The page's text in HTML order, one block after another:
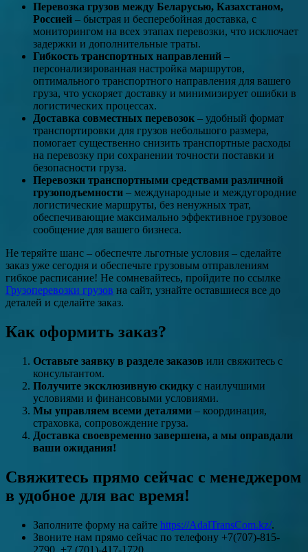
Перевозка грузов между Беларусью, Казахстаном,
Россией – быстрая и бесперебойная доставка, с
мониторингом на всех этапах перевозки, что исключает
задержки и дополнительные траты.
Гибкость транспортных направлений –
персонализированная настройка маршрутов,
оптимального транспортного направления для вашего
груза, что ускоряет доставку и минимизирует ошибки в
логистических процессах.
Доставка совместных перевозок – удобный формат
транспортировки для грузов небольшого размера,
помогает существенно снизить транспортные расходы
на перевозку при сохранении точности поставки и
безопасности груза.
Перевозки транспортными средствами различной
грузоподъемности – международные и междугородние
логистические маршруты, без ненужных трат,
обеспечивающие максимально эффективное грузовое
сообщение для вашего бизнеса.
Не теряйте шанс – обеспечте льготные условия – сделайте
заказ уже сегодня и обеспечьте грузовым отправлениям
гибкое расписание! Не сомневайтесь, пройдите по ссылке
Грузоперевозки грузов на сайт, узнайте оставшиеся все до
деталей и сделайте заказ.
Как оформить заказ?
Оставьте заявку в разделе заказов или свяжитесь с
консультантом.
Получите эксклюзивную скидку с наилучшими
условиями и финансовыми условиями.
Мы управляем всеми деталями – координация,
страховка, сопровождение груза.
Доставка своевременно завершена, а мы оправдали
ваши ожидания!
Свяжитесь прямо сейчас с менеджером
в удобное для вас время!
Заполните форму на сайте https://AdalTransCom.kz/.
Звоните нам прямо сейчас по телефону +7(707)-815-
2790, +7 (701)-417-1720.